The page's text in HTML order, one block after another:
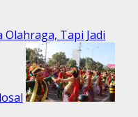
Olahraga, Tapi Jadi